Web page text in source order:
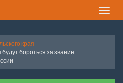
Toggle
края
бороться за звание